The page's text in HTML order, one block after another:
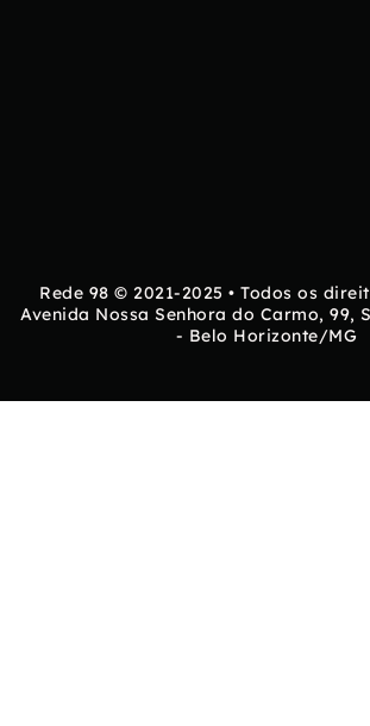
Rede 98 © 2021-2025 • Todos os
Avenida Nossa Senhora do Carmo, 99,
- Belo Horizonte/MG